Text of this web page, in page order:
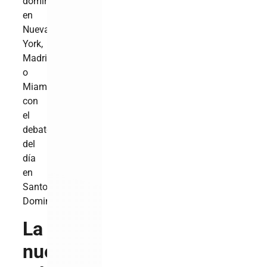
en
Nueva
York,
Madrid
o
Miami
con
el
debate
del
día
en
Santo
Domingo.
La
nueva